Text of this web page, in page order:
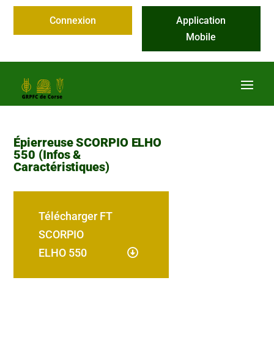
Connexion
Application
Mobile
Épierreuse SCORPIO ELHO
550 (Infos &
Caractéristiques)
Télécharger FT
SCORPIO
ELHO 550